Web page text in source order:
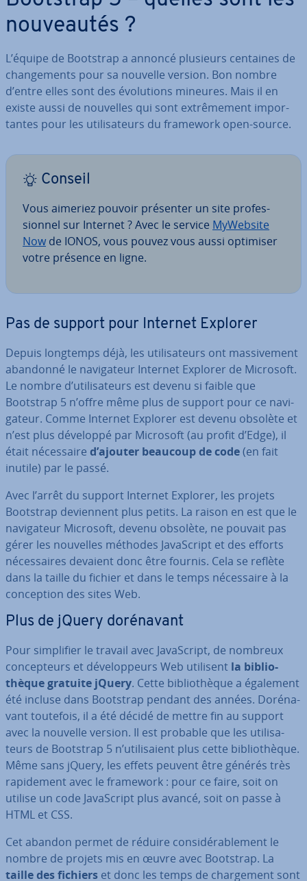
nou­veau­tés ?
L’équipe de Bootstrap a annoncé plusieurs centaines de
chan­ge­ments pour sa nouvelle version. Bon nombre
d’entre elles sont des évo­lu­tions mineures. Mais il en
existe aussi de nouvelles qui sont ex­trê­me­ment im­por­
tantes pour les uti­li­sa­teurs du framework open-source.
Conseil
Vous aimeriez pouvoir présenter un site pro­fes­
sion­nel sur Internet ? Avec le service MyWebsite
Now de IONOS, vous pouvez vous aussi optimiser
votre présence en ligne.
Pas de support pour Internet Explorer
Depuis longtemps déjà, les uti­li­sa­teurs ont mas­si­ve­ment
abandonné le na­vi­ga­teur Internet Explorer de Microsoft.
Le nombre d’uti­li­sa­teurs est devenu si faible que
Bootstrap 5 n’offre même plus de support pour ce na­vi­
ga­teur. Comme Internet Explorer est devenu obsolète et
n’est plus développé par Microsoft (au profit d’Edge), il
était né­ces­saire d’ajouter beaucoup de code(en fait
inutile) par le passé.
Avec l’arrêt du support Internet Explorer, les projets
Bootstrap de­vien­nent plus petits. La raison en est que le
na­vi­ga­teur Microsoft, devenu obsolète, ne pouvait pas
gérer les nouvelles méthodes Ja­vaS­cript et des efforts
né­ces­saires devaient donc être fournis. Cela se reflète
dans la taille du fichier et dans le temps né­ces­saire à la
con­cep­tion des sites Web.
Plus de jQuery do­ré­na­vant
Pour sim­pli­fier le travail avec Ja­vaS­cript, de nombreux
con­cep­teurs et dé­ve­lop­peurs Web utilisent la bi­blio­
thèque gratuite jQuery. Cette bi­blio­thèque a également
été incluse dans Bootstrap pendant des années. Do­ré­na­
vant toutefois, il a été décidé de mettre fin au support
avec la nouvelle version. Il est probable que les uti­li­sa­
teurs de Bootstrap 5 n’uti­li­saient plus cette bi­blio­thèque.
Même sans jQuery, les effets peuvent être générés très
ra­pi­de­ment avec le framework : pour ce faire, soit on
utilise un code Ja­vaS­cript plus avancé, soit on passe à
HTML et CSS.
Cet abandon permet de réduire con­si­dé­ra­ble­ment le
nombre de projets mis en œuvre avec Bootstrap. La
taille des fichiers et donc les temps de char­ge­ment sont